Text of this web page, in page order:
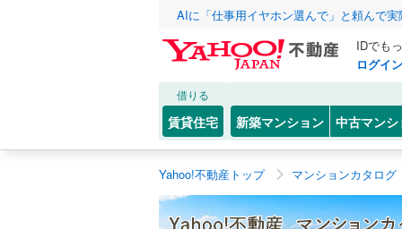
AIに「仕事用イヤホン選んで」と頼んで
IDでも
ログイン
借りる
賃貸住宅 新築マンション 中古マンシ
Yahoo!不動産トップ マンションカタログ